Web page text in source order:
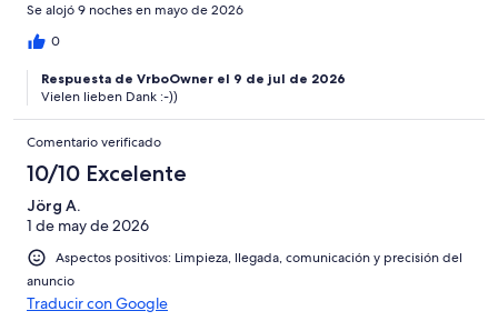
Se alojó 9 noches en mayo de 2026
0
Respuesta de VrboOwner el 9 de jul de 2026
Vielen lieben Dank :-))
Comentario verificado
10/10 Excelente
Jörg A.
1 de may de 2026
Aspectos positivos: Limpieza, llegada, comunicación y precisión del
anuncio
Traducir con Google